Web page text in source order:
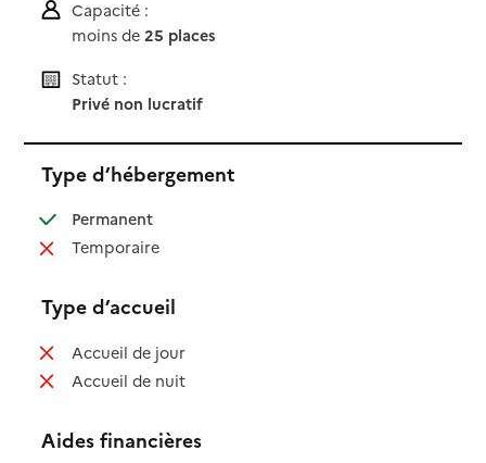
Capacité :
moins de25 places
Statut :
Privé non lucratif
Type d’hébergement
Permanent: disponible
Temporaire: non disponible
Type d’accueil
Accueil de jour: non disponible
Accueil de nuit: non disponible
Aides financières